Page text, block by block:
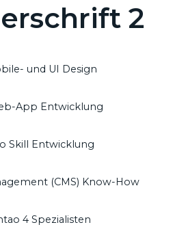
2
und UI Design
App Entwicklung
Skill Entwicklung
(CMS) Know-How
4 Spezialisten